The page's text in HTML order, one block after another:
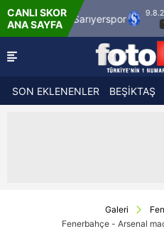
CANLI SKOR
ANA SAYFA
- Paz
19:00
Muğlaspor
SON EKLENENLER BEŞİKTAŞ
Galeri
Fenerbahçe - Arsenal